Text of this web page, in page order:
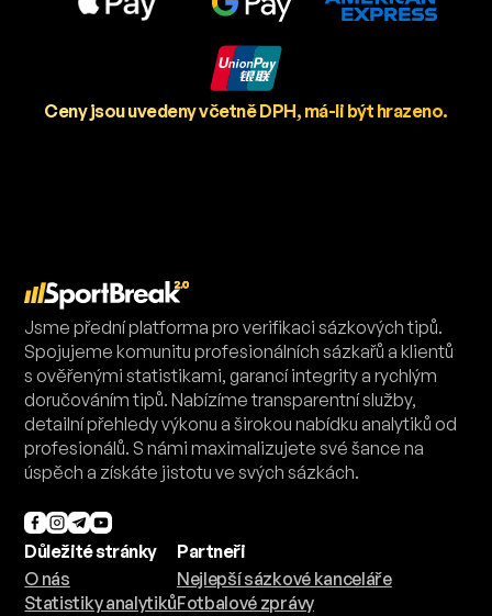
Ceny jsou uvedeny včetně DPH, má-li být hrazeno.
Jsme přední platforma pro verifikaci sázkových tipů.
Spojujeme komunitu profesionálních sázkařů a klientů
s ověřenými statistikami, garancí integrity a rychlým
doručováním tipů. Nabízíme transparentní služby,
detailní přehledy výkonu a širokou nabídku analytiků od
profesionálů. S námi maximalizujete své šance na
úspěch a získáte jistotu ve svých sázkách.
Důležité stránky
O nás
Statistiky analytiků
Partneři
Nejlepší sázkové kanceláře
Fotbalové zprávy